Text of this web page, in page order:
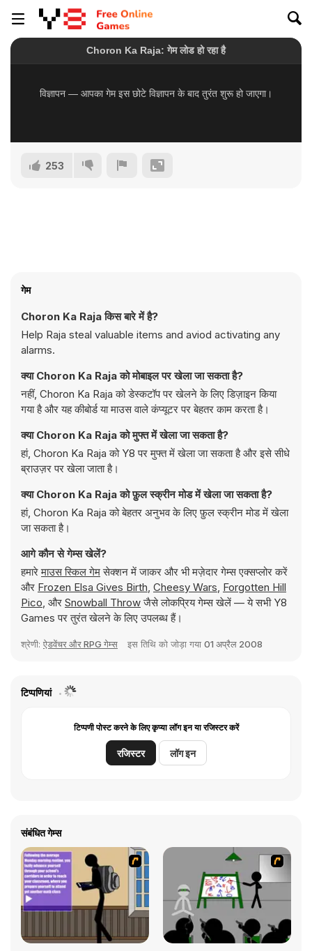
253
गेम
Choron Ka Raja किस बारे में है?
Help Raja steal valuable items and aviod activating any
alarms.
क्या Choron Ka Raja को मोबाइल पर खेला जा सकता है?
नहीं, Choron Ka Raja को डेस्कटॉप पर खेलने के लिए डिज़ाइन किया
गया है और यह कीबोर्ड या माउस वाले कंप्यूटर पर बेहतर काम करता है।
क्या Choron Ka Raja को मुफ्त में खेला जा सकता है?
हां, Choron Ka Raja को Y8 पर मुफ्त में खेला जा सकता है और इसे सीधे
ब्राउज़र पर खेला जाता है।
क्या Choron Ka Raja को फ़ुल स्क्रीन मोड में खेला जा सकता है?
हां, Choron Ka Raja को बेहतर अनुभव के लिए फ़ुल स्क्रीन मोड में खेला
जा सकता है।
आगे कौन से गेम्स खेलें?
हमारेमाउस स्किल गेमसेक्शन में जाकर और भी मज़ेदार गेम्स एक्सप्लोर करें
और Frozen Elsa Gives Birth, Cheesy Wars, Forgotten Hill
Pico, और Snowball Throwजैसे लोकप्रिय गेम्स खेलें — ये सभी Y8
Games पर तुरंत खेलने के लिए उपलब्ध हैं।
श्रेणी: ऐडवेंचर और RPG गेम्स इस तिथि को जोड़ा गया 01 अप्रैल 2008
टिप्पणियां
टिप्पणी पोस्ट करने के लिए कृप्या लॉग इन या रजिस्टर करें
रजिस्टर लॉग इन
संबंधित गेम्स